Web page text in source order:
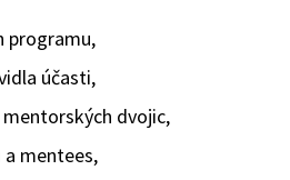
programu,
účasti,
dvojic,
mentees,